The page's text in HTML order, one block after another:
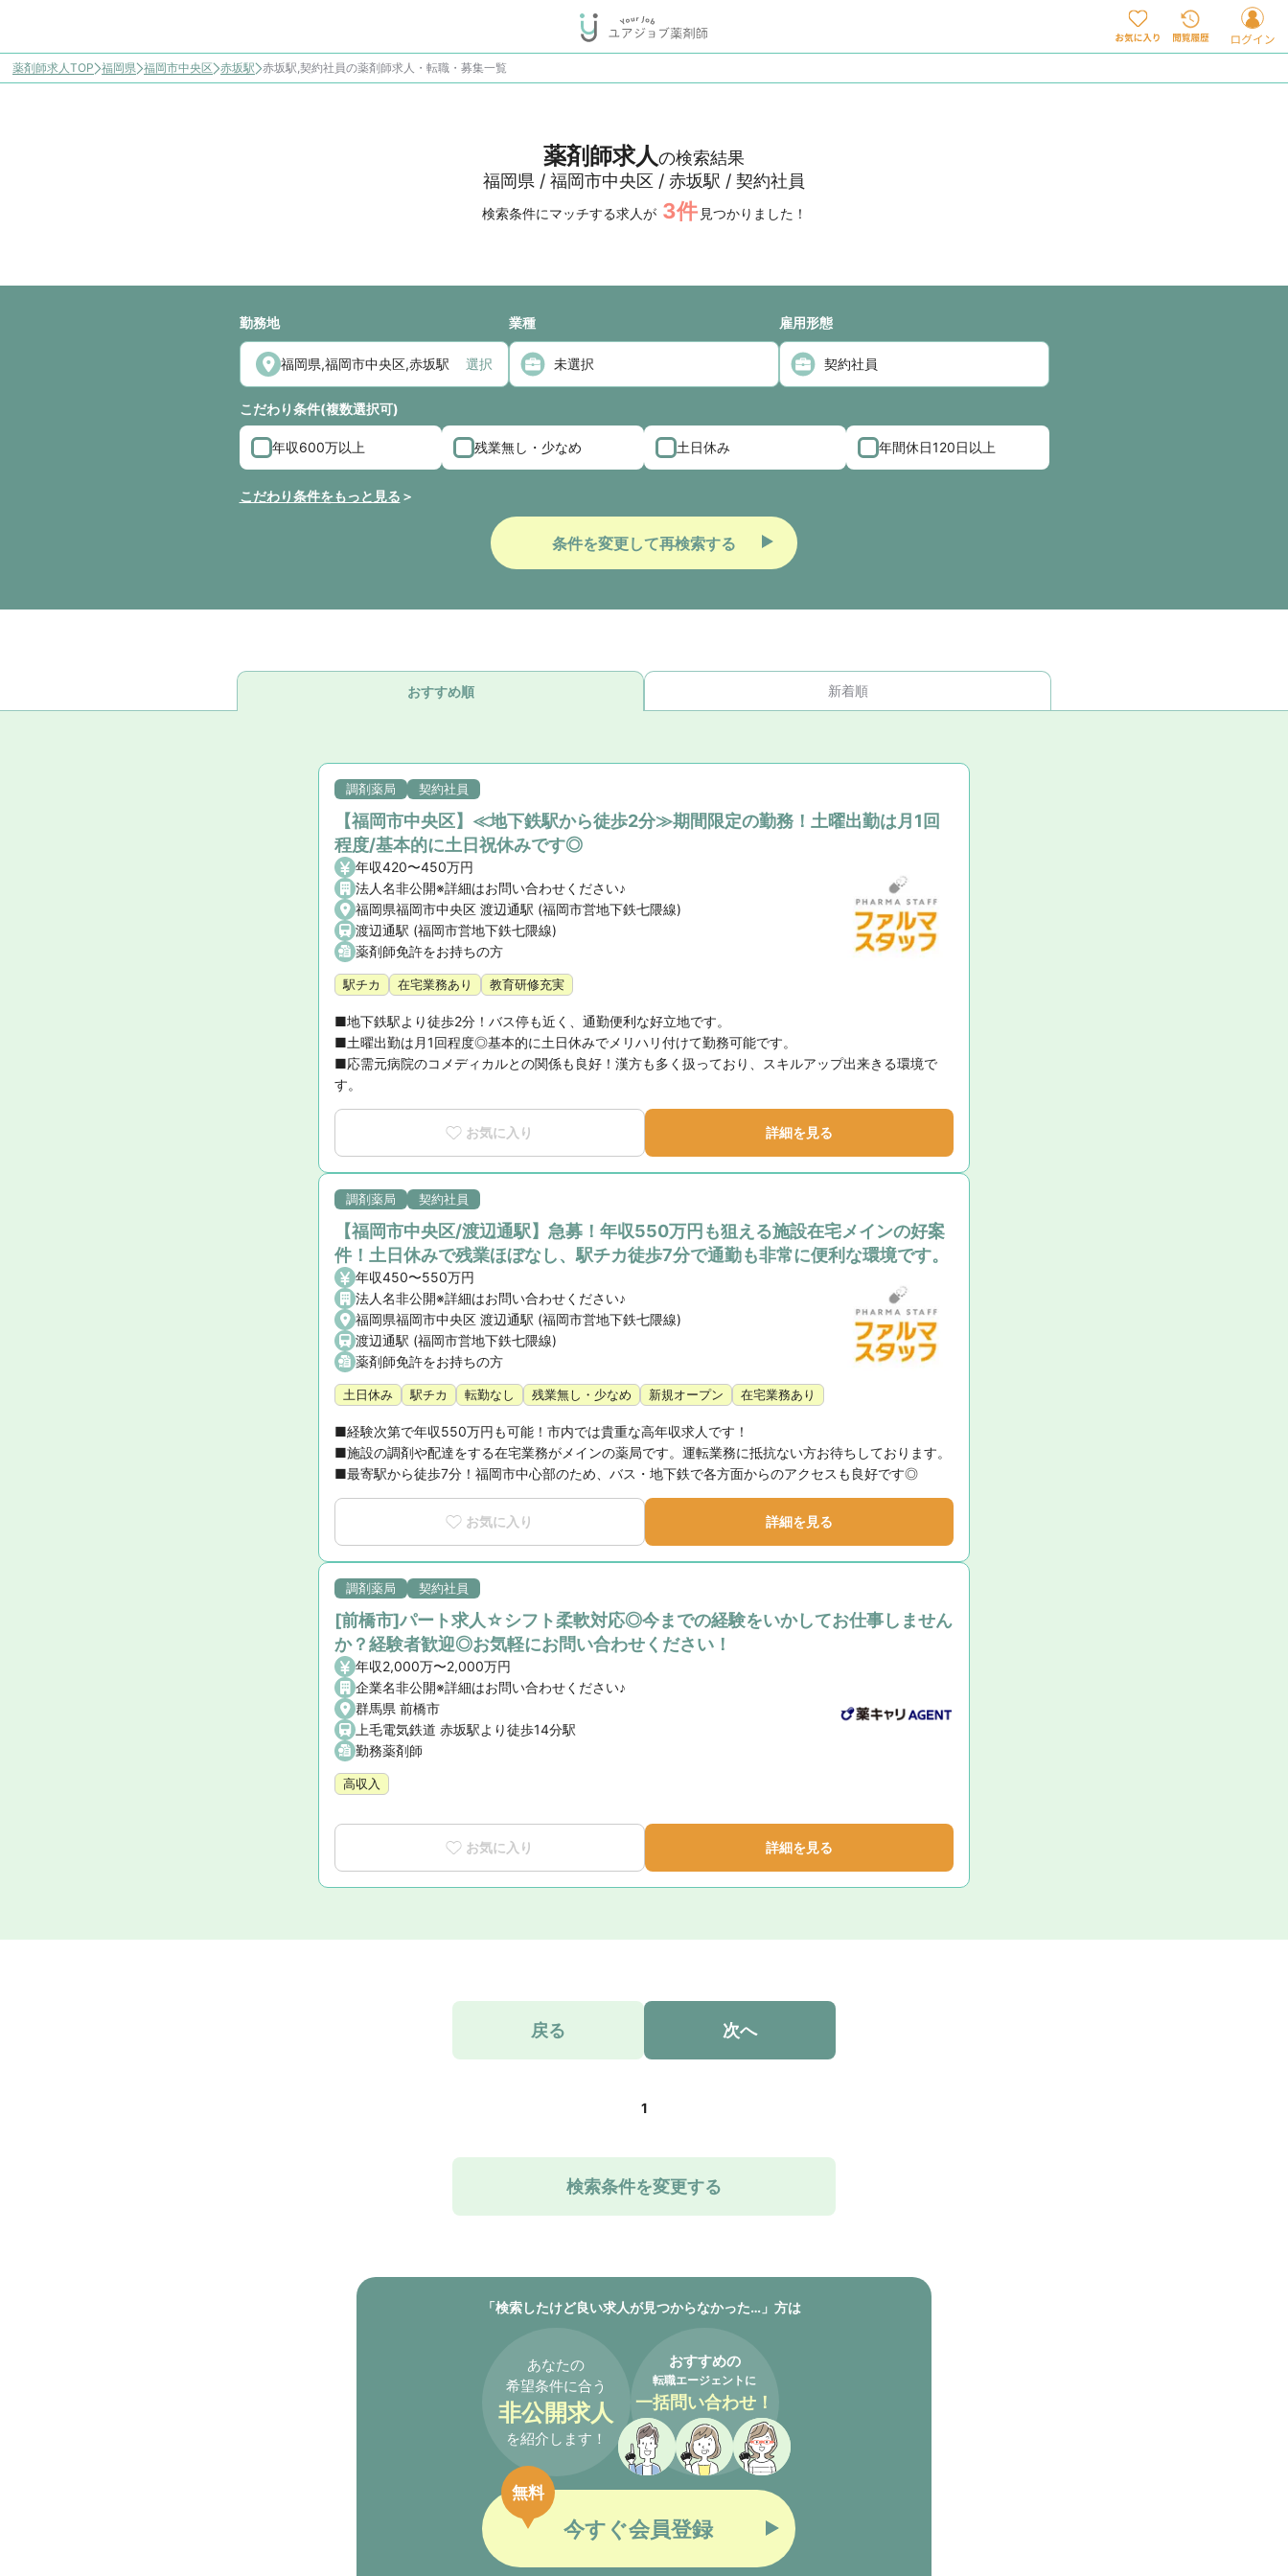
薬剤師求人TOP 福岡県 福岡市中央区 赤坂駅 赤坂駅,契約社員の薬剤師求人・転職・募集一覧
薬剤師求人の検索結果
福岡県 / 福岡市中央区 / 赤坂駅 / 契約社員
検索条件にマッチする求人が 3件 見つかりました！
勤務地
選択
業種 雇用形態
こだわり条件(複数選択可)
年収600万以上 残業無し・少なめ 土日休み 年間休日120日以上
こだわり条件をもっと見る
条件を変更して再検索する
おすすめ順 新着順
調剤薬局 契約社員
【福岡市中央区】≪地下鉄駅から徒歩2分≫期間限定の勤務！土曜出勤は月1回
程度/基本的に土日祝休みです◎
年収420〜450万円
法人名非公開※詳細はお問い合わせください♪
福岡県福岡市中央区 渡辺通駅 (福岡市営地下鉄七隈線)
渡辺通駅 (福岡市営地下鉄七隈線)
薬剤師免許をお持ちの方
駅チカ 在宅業務あり 教育研修充実
■地下鉄駅より徒歩2分！バス停も近く、通勤便利な好立地です。
■土曜出勤は月1回程度◎基本的に土日休みでメリハリ付けて勤務可能です。
■応需元病院のコメディカルとの関係も良好！漢方も多く扱っており、スキルアップ出来きる環境で
す。
お気に入り 詳細を見る
調剤薬局 契約社員
【福岡市中央区/渡辺通駅】急募！年収550万円も狙える施設在宅メインの好案
件！土日休みで残業ほぼなし、駅チカ徒歩7分で通勤も非常に便利な環境です。
年収450〜550万円
法人名非公開※詳細はお問い合わせください♪
福岡県福岡市中央区 渡辺通駅 (福岡市営地下鉄七隈線)
渡辺通駅 (福岡市営地下鉄七隈線)
薬剤師免許をお持ちの方
土日休み 駅チカ 転勤なし 残業無し・少なめ 新規オープン 在宅業務あり
■経験次第で年収550万円も可能！市内では貴重な高年収求人です！
■施設の調剤や配達をする在宅業務がメインの薬局です。運転業務に抵抗ない方お待ちしております。
■最寄駅から徒歩7分！福岡市中心部のため、バス・地下鉄で各方面からのアクセスも良好です◎
お気に入り 詳細を見る
調剤薬局 契約社員
[前橋市]パート求人☆シフト柔軟対応◎今までの経験をいかしてお仕事しません
か？経験者歓迎◎お気軽にお問い合わせください！
年収2,000万〜2,000万円
企業名非公開※詳細はお問い合わせください♪
群馬県 前橋市
上毛電気鉄道 赤坂駅より徒歩14分駅
勤務薬剤師
高収入
お気に入り 詳細を見る
戻る 次へ
1
検索条件を変更する
「検索したけど良い求人が見つからなかった…」方は
あなたの
希望条件に合う
非公開求人
を紹介します！
おすすめの
転職エージェントに
一括問い合わせ！
今すぐ会員登録
無料